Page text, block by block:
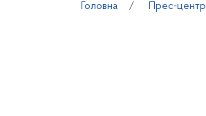
Головна Прес-центр